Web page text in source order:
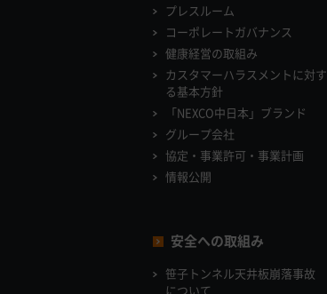
プレスルーム
コーポレートガバナンス
健康経営の取組み
カスタマーハラスメントに対す
る基本方針
「NEXCO中日本」ブランド
グループ会社
協定・事業許可・事業計画
情報公開
安全への取組み
笹子トンネル天井板崩落事故
について